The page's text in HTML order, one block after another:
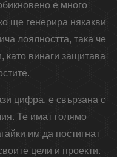
е много
ще генерира някакви
лоялността, така че
като винаги защитава
цифра, е свързана с
Те имат голямо
им да постигнат
цели и проекти.